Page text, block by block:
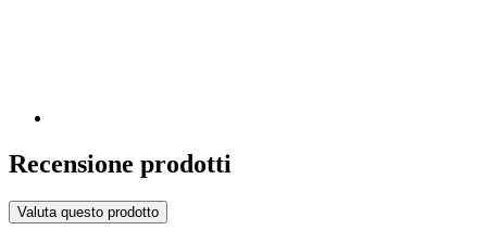
Recensione prodotti
Valuta questo prodotto